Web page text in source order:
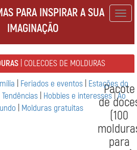
PARA INSPIRAR A SUA
IMAGINAÇÃO
| COLECOES DE MOLDURAS
Feriados e eventos Estações do
Hobbies e interesses|Ao
Molduras gratuitas
Pacote
de
(100
para